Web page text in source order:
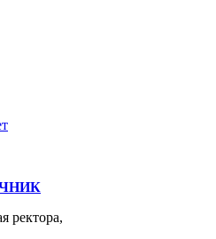
ректора,